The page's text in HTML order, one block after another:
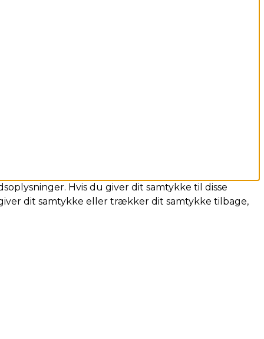
Hvis du giver dit samtykke til disse
dit samtykke eller trækker dit samtykke tilbage,